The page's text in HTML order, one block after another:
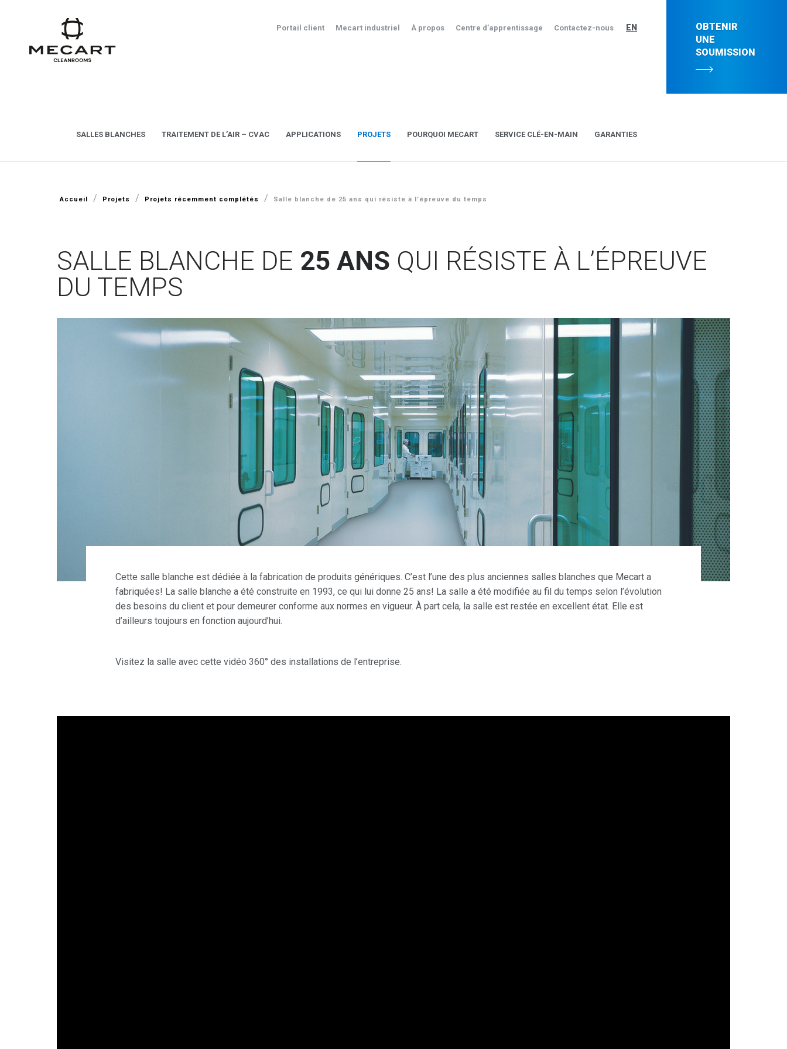
Portail client Mecart industriel À propos Centre d’apprentissage Contactez-nous EN
SALLES BLANCHES TRAITEMENT DE L’AIR – CVAC APPLICATIONS PROJETS POURQUOI MECART SERVICE CLÉ-EN-MAIN GARANTIES
OBTENIR
UNE
SOUMISSION
Accueil / Projets / Projets récemment complétés / Salle blanche de 25 ans qui résiste à l’épreuve du temps
SALLE BLANCHE DE 25 ANS QUI RÉSISTE À L’ÉPREUVE
DU TEMPS
Cette salle blanche est dédiée à la fabrication de produits génériques. C’est l’une des plus anciennes salles blanches que Mecart a
fabriquées! La salle blanche a été construite en 1993, ce qui lui donne 25 ans! La salle a été modifiée au fil du temps selon l’évolution
des besoins du client et pour demeurer conforme aux normes en vigueur. À part cela, la salle est restée en excellent état. Elle est
d’ailleurs toujours en fonction aujourd’hui.
Visitez la salle avec cette vidéo 360° des installations de l’entreprise.